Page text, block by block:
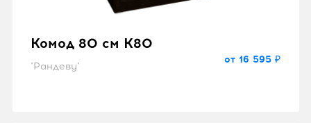
Комод 80 см K80
"Рандеву"
от 16 595 ₽